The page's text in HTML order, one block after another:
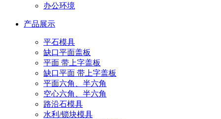
办公环境
产品展示
平石模具
缺口平面盖板
平面 带上字盖板
缺口平面 带上字盖板
平面六角、半六角
空心六角、半六角
路沿石模具
水利/锁块模具